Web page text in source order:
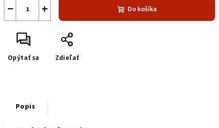
+
− Do košíka
Opýtať sa Zdieľať
Popis